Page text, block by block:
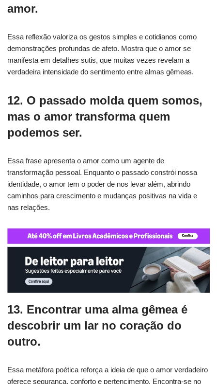
amor.
Essa reflexão valoriza os gestos simples e cotidianos como
demonstrações profundas de afeto. Mostra que o amor se
manifesta em detalhes sutis, que muitas vezes revelam a
verdadeira intensidade do sentimento entre almas gêmeas.
12. O passado molda quem somos,
mas o amor transforma quem
podemos ser.
Essa frase apresenta o amor como um agente de
transformação pessoal. Enquanto o passado constrói nossa
identidade, o amor tem o poder de nos levar além, abrindo
caminhos para crescimento e mudanças positivas na vida e
nas relações.
13. Encontrar uma alma gêmea é
descobrir um lar no coração do
outro.
Essa metáfora poética reforça a ideia de que o amor verdadeiro
oferece segurança, conforto e pertencimento. Encontra-se no